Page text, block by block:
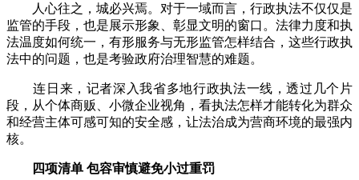
人心往之，城必兴焉。对于一域而言，行政执法不仅仅是
监管的手段，也是展示形象、彰显文明的窗口。法律力度和执
法温度如何统一，有形服务与无形监管怎样结合，这些行政执
法中的问题，也是考验政府治理智慧的难题。
连日来，记者深入我省多地行政执法一线，透过几个片
段，从个体商贩、小微企业视角，看执法怎样才能转化为群众
和经营主体可感可知的安全感，让法治成为营商环境的最强内
核。
四项清单 包容审慎避免小过重罚